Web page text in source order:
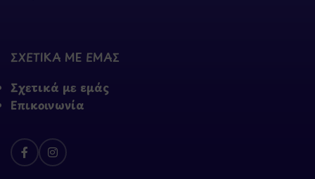
ΣΧΕΤΙΚΑ ΜΕ ΕΜΑΣ
Σχετικά με εμάς
Επικοινωνία